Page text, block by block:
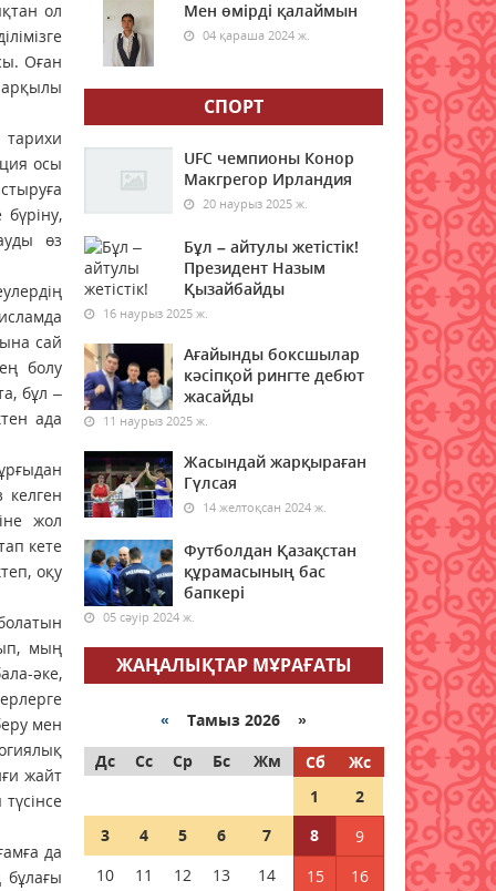
ол
Оған
арқылы
тарихи
осы
өз
сай
болу
бұл –
ада
келген
жол
кете
оқу
мың
әке,
мен
жайт
да
бұлағы
Жұмыс берушілерге тағы да
жаңа талаптар енгізіледі
07 тамыз 2026 ж. 71
Қазақстандықтар Құрылтай
сайлауынан жақсылық
күтеді – қоғамдық пікір
зерттеуі
07 тамыз 2026 ж. 74
Қазақстанда жалған көлік
нөмірін сатып келген схема
әшкере болды
07 тамыз 2026 ж. 67
"Қазгидромет" демалыс
күндеріне арналған ауа
райы болжамын жариялады
07 тамыз 2026 ж.
7 тамыздағы сауда
қорытындысы: доллар
бағамы қайта өсті
07 тамыз 2026 ж.
Мектеп формасына қандай
Министрлік жауап берді
07 тамыз 2026 ж. 72
Қазақстанға көлік әкелу
талаптары қатаңдайды
07 тамыз 2026 ж. 68
Мен өмірді қалаймын
04 қараша 2024 ж.
СПОРТ
UFC чемпионы Конор
Макгрегор Ирландия
20 наурыз 2025 ж.
Бұл – айтулы жетістік!
Президент Назым
Қызайбайды
16 наурыз 2025 ж.
Ағайынды боксшылар
кәсіпқой рингте дебют
жасайды
11 наурыз 2025 ж.
Жасындай жарқыраған
Гүлсая
14 желтоқсан 2024 ж.
Футболдан Қазақстан
құрамасының бас
бапкері
05 сәуір 2024 ж.
ЖАҢАЛЫҚТАР МҰРАҒАТЫ
« Тамыз 2026 »
Дс
Сс Ср Бс Жм Сб
Жс
1
2
3
4 5 6 7 8
9
10
11 12 13 14 15
16